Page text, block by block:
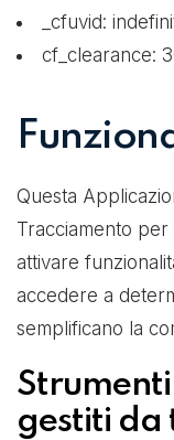
_cfuvid:
cf_clearance:
Questa
Tracciamento
attivare
accedere a
semplificano la
gestiti da